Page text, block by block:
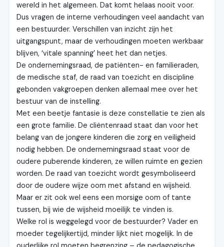
wereld in het algemeen. Dat komt helaas nooit voor.
Dus vragen de interne verhoudingen veel aandacht van
een bestuurder. Verschillen van inzicht zijn het
uitgangspunt, maar de verhoudingen moeten werkbaar
blijven, ‘vitale spanning’ heet het dan netjes.
De ondernemingsraad, de patiënten- en familieraden,
de medische staf, de raad van toezicht en discipline
gebonden vakgroepen denken allemaal mee over het
bestuur van de instelling.
Met een beetje fantasie is deze constellatie te zien als
een grote familie. De cliëntenraad staat dan voor het
belang van de jongere kinderen die zorg en veiligheid
nodig hebben. De ondernemingsraad staat voor de
oudere puberende kinderen, ze willen ruimte en gezien
worden. De raad van toezicht wordt gesymboliseerd
door de oudere wijze oom met afstand en wijsheid.
Maar er zit ook wel eens een morsige oom of tante
tussen, bij wie de wijsheid moeilijk te vinden is.
Welke rol is weggelegd voor de bestuurder? Vader en
moeder tegelijkertijd, minder lijkt niet mogelijk. In de